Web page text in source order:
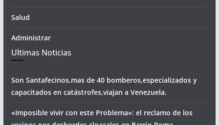
Salud
Administrar
Ultimas Noticias
Son Santafecinos,mas de 40 bomberos,especializados y
capacitados en catástrofes,viajan a Venezuela.
«Imposible vivir con este Problema»: el reclamo de los